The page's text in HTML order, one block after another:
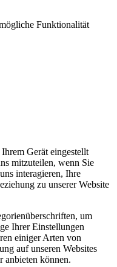
Funktionalität
Gerät eingestellt
mitzuteilen, wenn Sie
interagieren, Ihre
zu unserer Website
um
Ihrer Einstellungen
einiger Arten von
auf unseren Websites
anbieten können.